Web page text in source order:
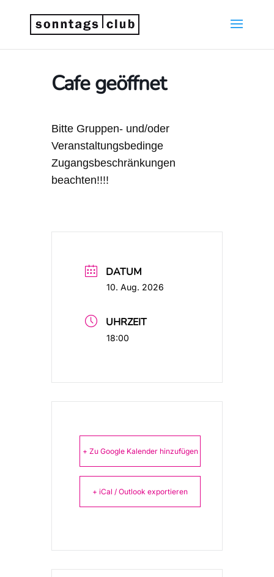
Cafe geöffnet
Bitte Gruppen- und/oder
Veranstaltungsbedinge
Zugangsbeschränkungen
beachten!!!!
DATUM
10. Aug. 2026
UHRZEIT
18:00
+ Zu Google Kalender hinzufügen
+ iCal / Outlook exportieren